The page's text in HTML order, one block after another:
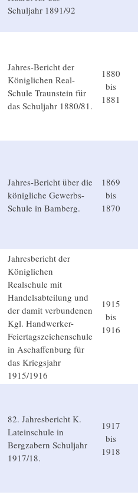
Schuljahr 1891/92
Jahres-Bericht der
Königlichen Real-
Schule Traunstein für
das Schuljahr 1880/81.
1880
bis
1881
Jahres-Bericht über die
königliche Gewerbs-
Schule in Bamberg.
1869
bis
1870
Jahresbericht der
Königlichen
Realschule mit
Handelsabteilung und
der damit verbundenen
Kgl. Handwerker-
Feiertagszeichenschule
in Aschaffenburg für
das Kriegsjahr
1915/1916
1915
bis
1916
82. Jahresbericht K.
Lateinschule in
Bergzabern Schuljahr
1917/18.
1917
bis
1918